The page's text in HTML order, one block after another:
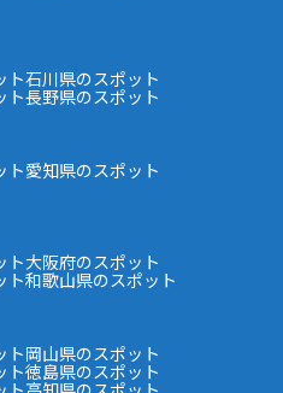
ト石川県のスポット
ト長野県のスポット
ト愛知県のスポット
ト大阪府のスポット
ト和歌山県のスポット
ト岡山県のスポット
ト徳島県のスポット